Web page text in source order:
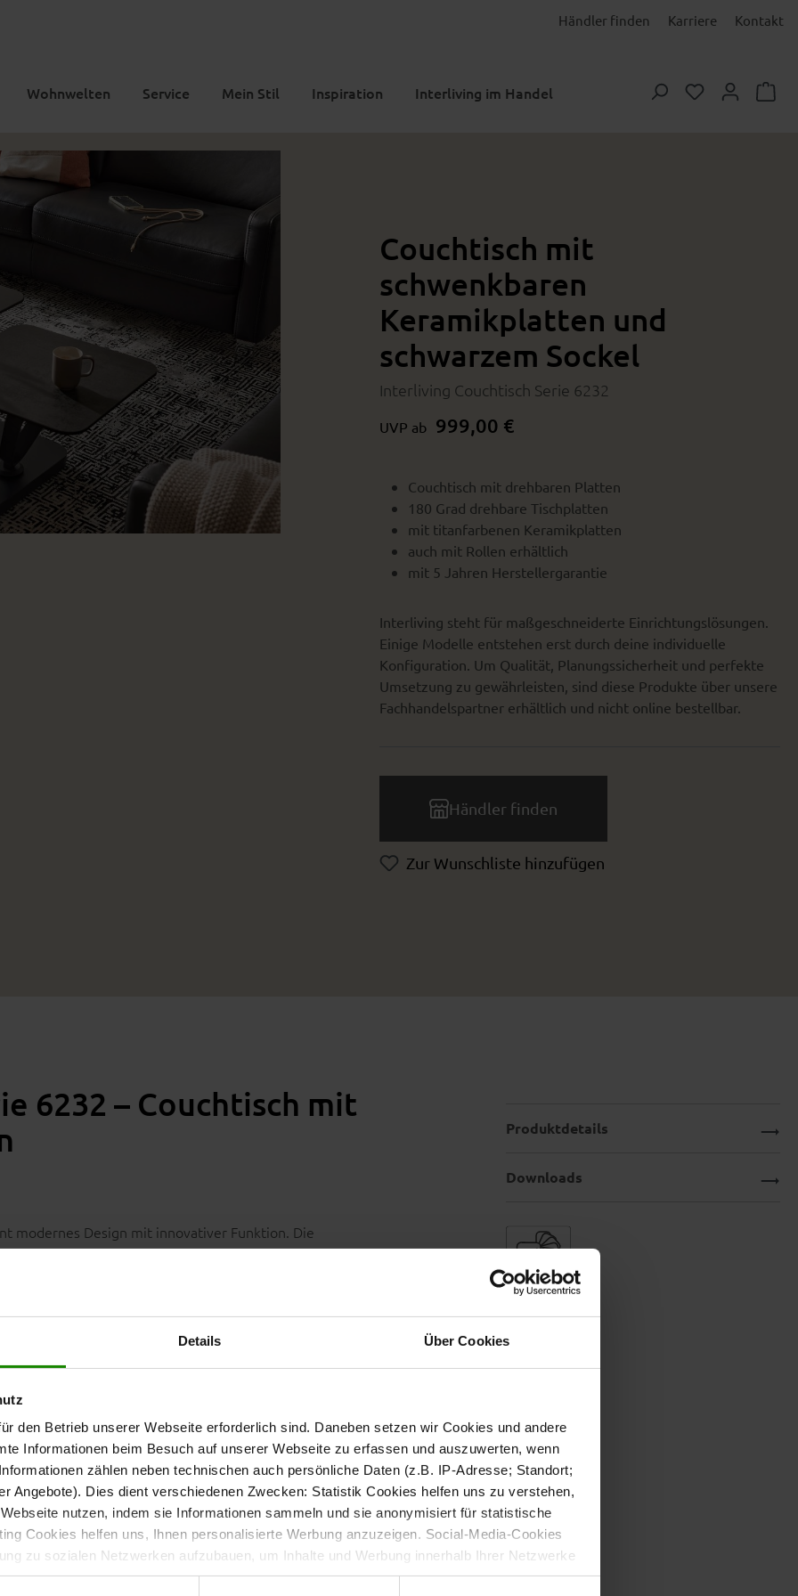
Details Über Cookies
den Betrieb unserer Webseite erforderlich sind. Daneben setzen wir Cookies und andere
Informationen beim Besuch auf unserer Webseite zu erfassen und auszuwerten, wenn
zählen neben technischen auch persönliche Daten (z.B. IP-Adresse; Standort;
Angebote). Dies dient verschiedenen Zwecken: Statistik Cookies helfen uns zu verstehen,
nutzen, indem sie Informationen sammeln und sie anonymisiert für statistische
Cookies helfen uns, Ihnen personalisierte Werbung anzuzeigen. Social-Media-Cookies
zu sozialen Netzwerken aufzubauen, um Inhalte und Werbung innerhalb Ihrer Netzwerke
welche Kategorien sie neben den notwendigen Cookies zulassen möchten.
Händler finden Karriere Kontakt
Wohnwelten Service Mein Stil Inspiration Interliving im Handel Du hast 0
Couchtisch mit
schwenkbaren
Keramikplatten und
schwarzem Sockel
Interliving Couchtisch Serie 6232
UVP ab 999,00 €
Couchtisch mit drehbaren Platten
180 Grad drehbare Tischplatten
mit titanfarbenen Keramikplatten
auch mit Rollen erhältlich
mit 5 Jahren Herstellergarantie
Interliving steht für maßgeschneiderte Einrichtungslösungen.
Einige Modelle entstehen erst durch deine individuelle
Konfiguration. Um Qualität, Planungssicherheit und perfekte
Umsetzung zu gewährleisten, sind diese Produkte über unsere
Fachhandelspartner erhältlich und nicht online bestellbar.
Händler finden
Zur Wunschliste hinzufügen
6232 – Couchtisch mit
modernes Design mit innovativer Funktion. Die
elegante, urbane Ausstrahlung, während dasmattschwarz
und für eine klare Linienführung sorgt. So wird der
der Tisch flexibel deinem Platzbedarf an – kompakt im
im Handumdrehen
sind die um180 ° drehbaren Tischplatten. Beim Drehen
Ablagefläche. So verwandelst du deinen kompakten
Produktdetails
Downloads